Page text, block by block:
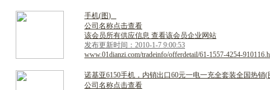
手机(图)
公司名称点击查看
该会员所有供应信息 查看该会员企业网站
发布更新时间：2010-1-7 9:00:53
www.01dianzi.com/tradeinfo/offerdetail/61-1557-4254-
诺基亚6150手机 ， 内销出 口60元一电一充全套装全国热销(
公司名称点击查看